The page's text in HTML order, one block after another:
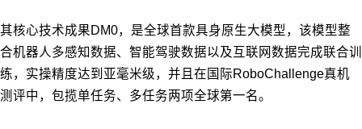
其核心技术成果DM0，是全球首款具身原生大模型，该模型整
合机器人多感知数据、智能驾驶数据以及互联网数据完成联合训
练，实操精度达到亚毫米级，并且在国际RoboChallenge真机
测评中，包揽单任务、多任务两项全球第一名。